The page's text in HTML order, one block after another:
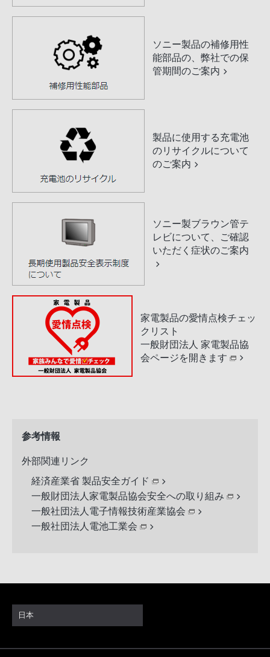
ソニー製品の補修用性
能部品の、弊社での保
管期間のご案内
製品に使用する充電池
のリサイクルについて
のご案内
ソニー製ブラウン管テ
レビについて、ご確認
いただく症状のご案内
家電製品の愛情点検チェッ
クリスト
一般財団法人 家電製品協
会ページを開きます
参考情報
外部関連リンク
経済産業省 製品安全ガイド
一般財団法人家電製品協会安全への取り組み
一般社団法人電子情報技術産業協会
一般社団法人電池工業会
日本